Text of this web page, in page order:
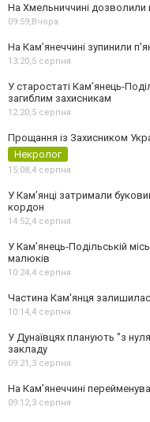
На Хмельниччині
09:59,Вчора
На Камʼянеччині зупинили
13:20,5 серпня
У старостаті Кам’янець-
загиблим захисникам
12:20,5 серпня
Прощання із Захисником
Некролог
15:08,4 серпня
У Кам’янці затримали
кордон
14:52,4 серпня
У Кам’янець-Подільській
малюків
10:24,4 серпня
Частина Кам'янця
10:14,4 серпня
У Дунаївцях планують "з
закладу
09:21,3 серпня
На Камʼянеччині
09:12,3 серпня